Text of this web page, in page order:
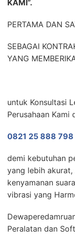
KAMI”.
PERTAMA DAN
SEBAGAI
YANG
untuk Konsultasi
Perusahaan Kami
0821 25 888 798
demi kebutuhan
yang lebih akurat,
kenyamanan
vibrasi yang
Peralatan dan